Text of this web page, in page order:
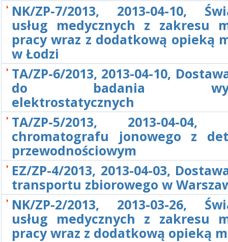
NK/ZP-7/2013, 2013-04-10,
usług medycznych z zakresu
pracy wraz z dodatkową opieką
w Łodzi
TA/ZP-6/2013, 2013-04-10,
do badania
elektrostatycznych
TA/ZP-5/2013, 2013-04-04,
chromatografu jonowego z
przewodnościowym
EZ/ZP-4/2013, 2013-04-03,
transportu zbiorowego w
NK/ZP-2/2013, 2013-03-26,
usług medycznych z zakresu
pracy wraz z dodatkową opieką